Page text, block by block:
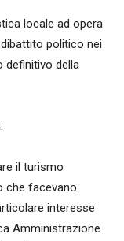
locale ad opera
politico nei
definitivo della
il turismo
che facevano
interesse
Amministrazione